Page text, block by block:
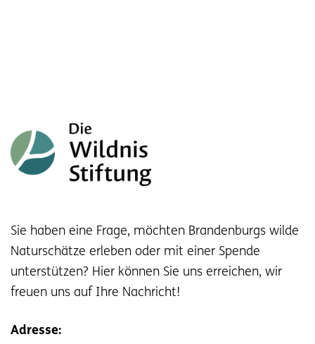
Sie haben eine Frage, möchten Brandenburgs wilde
Naturschätze erleben oder mit einer Spende
unterstützen? Hier können Sie uns erreichen, wir
freuen uns auf Ihre Nachricht!
Adresse: